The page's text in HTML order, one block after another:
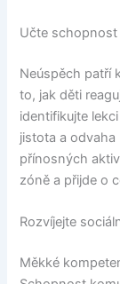
Učte
Neúspěch patří
to, jak děti
identifikujte
jistota a
přínosných
zóně a přijde o
Rozvíjejte
Měkké